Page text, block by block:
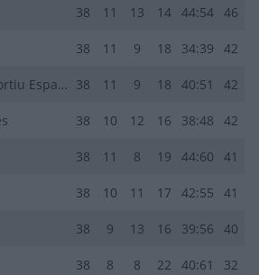
38 11 13 14 44:54 46
38 11 9 18 34:39 42
Reial Club Deportiu Espanyol de Barcelona 38 11 9 18 40:51 42
38 10 12 16 38:48 42
38 11 8 19 44:60 41
38 10 11 17 42:55 41
38 9 13 16 39:56 40
38 8 8 22 40:61 32